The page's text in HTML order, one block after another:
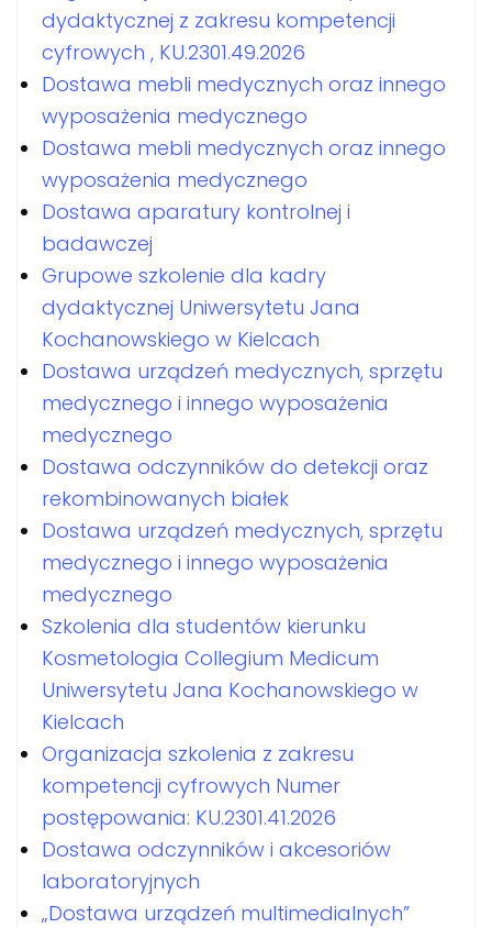
dydaktycznej z zakresu kompetencji
cyfrowych , KU.2301.49.2026
Dostawa mebli medycznych oraz innego
wyposażenia medycznego
Dostawa mebli medycznych oraz innego
wyposażenia medycznego
Dostawa aparatury kontrolnej i
badawczej
Grupowe szkolenie dla kadry
dydaktycznej Uniwersytetu Jana
Kochanowskiego w Kielcach
Dostawa urządzeń medycznych, sprzętu
medycznego i innego wyposażenia
medycznego
Dostawa odczynników do detekcji oraz
rekombinowanych białek
Dostawa urządzeń medycznych, sprzętu
medycznego i innego wyposażenia
medycznego
Szkolenia dla studentów kierunku
Kosmetologia Collegium Medicum
Uniwersytetu Jana Kochanowskiego w
Kielcach
Organizacja szkolenia z zakresu
kompetencji cyfrowych Numer
postępowania: KU.2301.41.2026
Dostawa odczynników i akcesoriów
laboratoryjnych
„Dostawa urządzeń multimedialnych”